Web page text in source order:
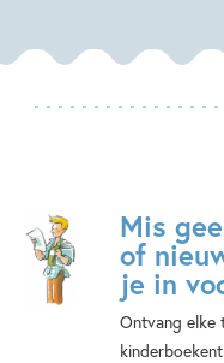
Mis
of
je in
Ontvang elke